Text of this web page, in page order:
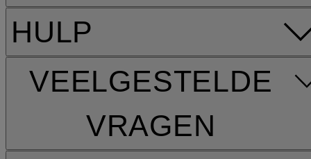
HULP
VEELGESTELDE
VRAGEN